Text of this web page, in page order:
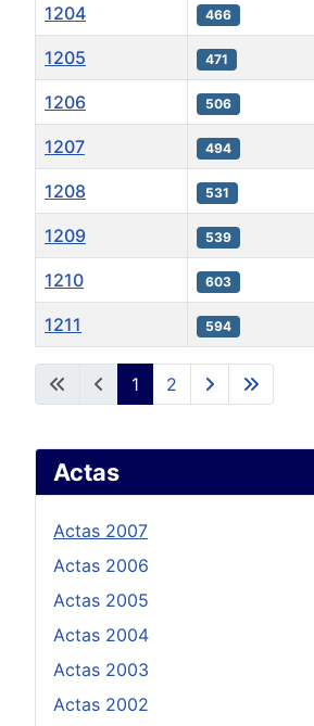
Actas
Actas 2007
Actas 2006
Actas 2005
Actas 2004
Actas 2003
Actas 2002
Artículos
1204 466
1205 471
1206 506
1207 494
1208 531
1209 539
1210 603
1211 594
1 2